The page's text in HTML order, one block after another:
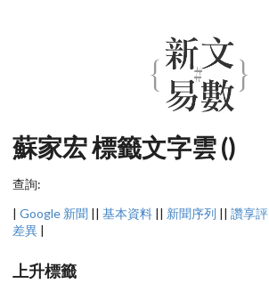
蘇家宏 標籤文字雲 ()
查詢:
| Google 新聞 || 基本資料 || 新聞序列 || 讚享評
差異 |
上升標籤